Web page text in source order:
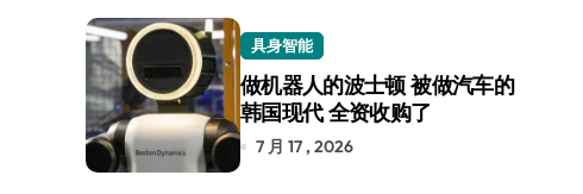
具身智能
做机器人的波士顿 被做汽车的
韩国现代 全资收购了
7 月 17 , 2026